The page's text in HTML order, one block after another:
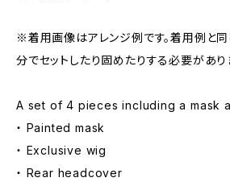
※着用画像はアレンジ例です。着用例と
分でセットしたり固めたりする必要があり
A set of 4 pieces including a mask
・ Painted mask
・ Exclusive wig
・ Rear headcover